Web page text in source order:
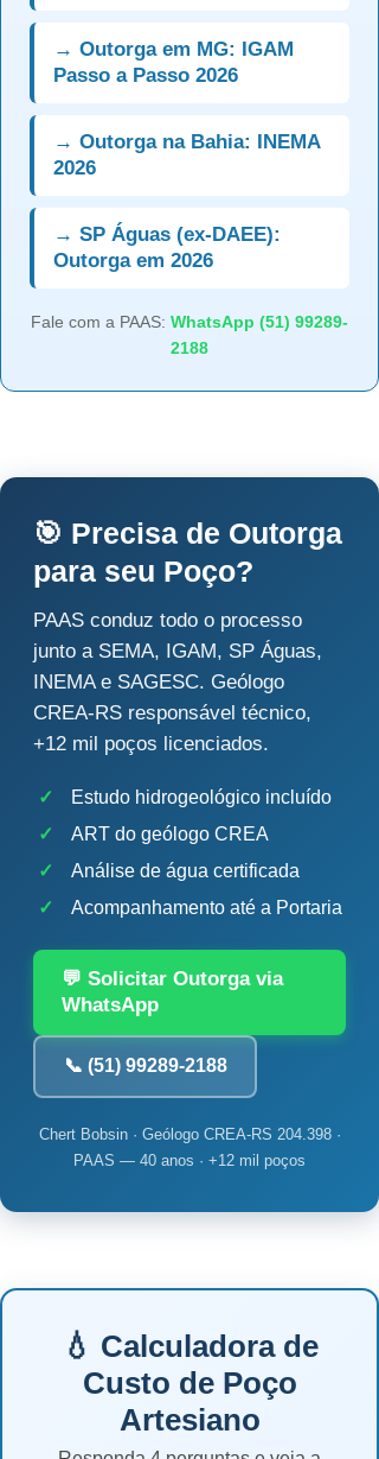
→ Outorga em MG: IGAM
Passo a Passo 2026
→ Outorga na Bahia: INEMA
2026
→ SP Águas (ex-DAEE):
Outorga em 2026
Fale com a PAAS: WhatsApp (51) 99289-
2188
🎯 Precisa de Outorga
para seu Poço?
PAAS conduz todo o processo
junto a SEMA, IGAM, SP Águas,
INEMA e SAGESC. Geólogo
CREA-RS responsável técnico,
+12 mil poços licenciados.
✓
Estudo hidrogeológico incluído
✓
ART do geólogo CREA
✓
Análise de água certificada
✓
Acompanhamento até a Portaria
💬 Solicitar Outorga via
WhatsApp
📞 (51) 99289-2188
Chert Bobsin · Geólogo CREA-RS 204.398 ·
PAAS — 40 anos · +12 mil poços
💧 Calculadora de
Custo de Poço
Artesiano